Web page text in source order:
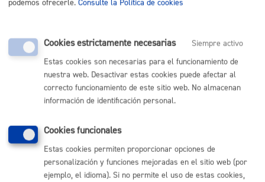
Depósito Municipal de Vehículos
Volver al índice Volver atrás
Comunícate con el Ayuntamiento de Donostia / San
Sebastián
(gratuito desde Donostia / San Sebastián)
podemos ofrecerle. Consulte la Política de cookies
Cookies estrictamente necesarias
Siempre activo
Estas cookies son necesarias para el funcionamiento de
nuestra web. Desactivar estas cookies puede afectar al
correcto funcionamiento de este sitio web. No almacenan
información de identificación personal.
Cookies funcionales
Estas cookies permiten proporcionar opciones de
personalización y funciones mejoradas en el sitio web (por
ejemplo, el idioma). Si no permite el uso de estas cookies,